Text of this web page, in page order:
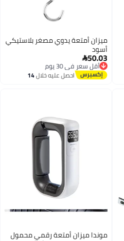
ميزان أمتعة يدوي مصغر بلاستيكي
أسود
50.03
أقل سعر في 30 يوم
توصيل مجاني
أقل سعر في 30 يوماحصل عليه خلال14
موندا ميزان أمتعة رقمي محمول